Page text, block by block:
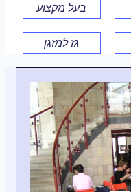
בעל מקצוע
גז למזגן